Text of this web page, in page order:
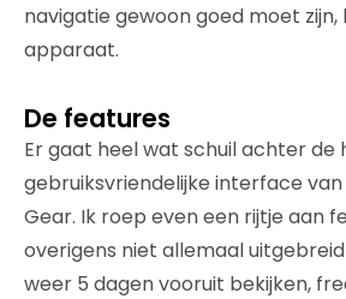
navigatie gewoon goed moet zijn,
apparaat.
De features
Er gaat heel wat schuil achter de
gebruiksvriendelijke interface
Gear. Ik roep even een rijtje aan
overigens niet allemaal
weer 5 dagen vooruit bekijken,